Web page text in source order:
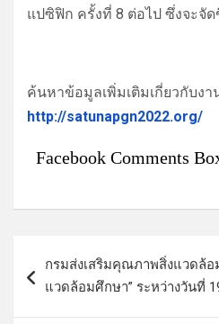
แปซิฟิก ครั้งที่ 8 ต่อไป ซึ่งจะจั
ค้นหาข้อมูลเพิ่มเติมเกี่ยวกับงา
http://satunapgn2022.org/
Facebook Comments
น
กรมส่งเสริมคุณภาพสิ่งแวดล้
แวดล้อมศึกษา” ระหว่างวันที่